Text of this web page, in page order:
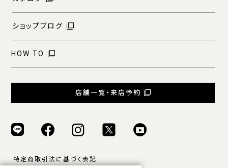
ショップブログ
HOW TO
店舗一覧・来店予約
特定商取引法に基づく表記